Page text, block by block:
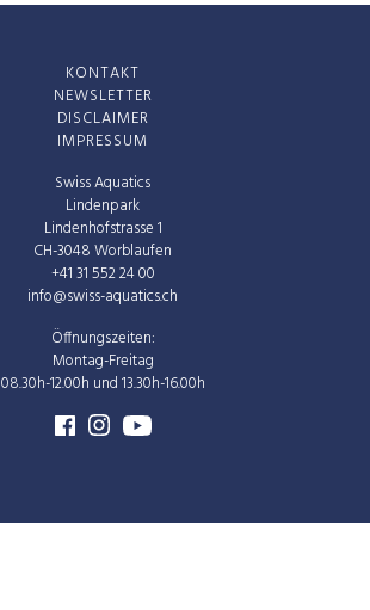
Swiss Aquatics
Lindenpark
Lindenhofstrasse 1
CH-3048 Worblaufen
+41 31 552 24 00
info@swiss-aquatics.ch
Öffnungszeiten:
Montag-Freitag
08.30h-12.00h und 13.30h-16.00h
KONTAKT
NEWSLETTER
DISCLAIMER
IMPRESSUM